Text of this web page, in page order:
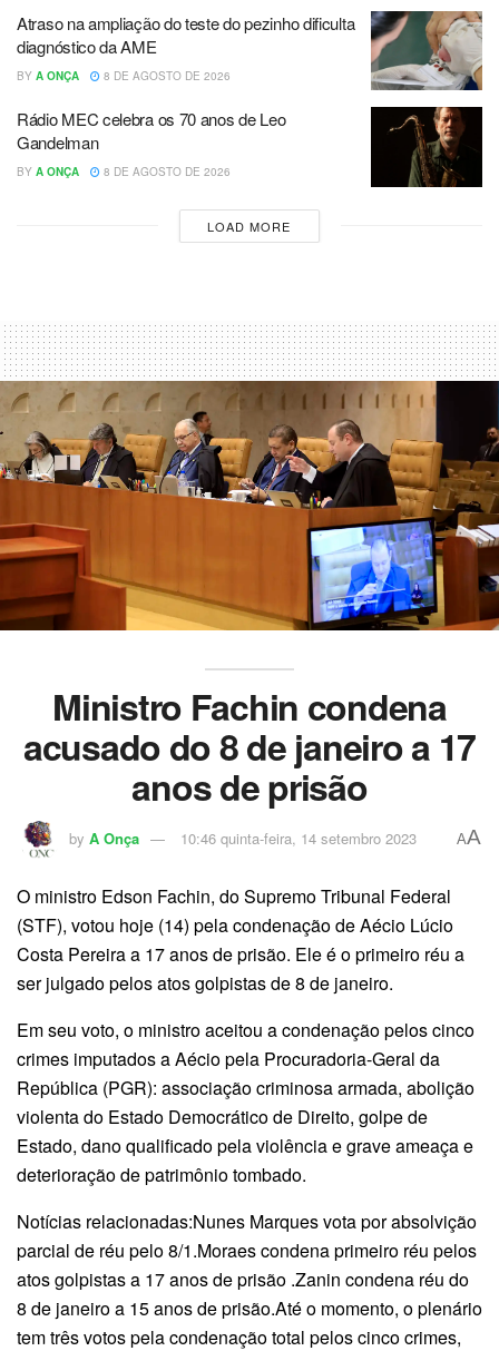
Atraso na ampliação do teste do pezinho dificulta
diagnóstico da AME
BY A ONÇA 8 DE AGOSTO DE 2026
Rádio MEC celebra os 70 anos de Leo
Gandelman
BY A ONÇA 8 DE AGOSTO DE 2026
LOAD MORE
Ministro Fachin condena
acusado do 8 de janeiro a 17
anos de prisão
by A Onça 10:46 quinta-feira, 14 setembro 2023 AA
O ministro Edson Fachin, do Supremo Tribunal Federal
(STF), votou hoje (14) pela condenação de Aécio Lúcio
Costa Pereira a 17 anos de prisão. Ele é o primeiro réu a
ser julgado pelos atos golpistas de 8 de janeiro.
Em seu voto, o ministro aceitou a condenação pelos cinco
crimes imputados a Aécio pela Procuradoria-Geral da
República (PGR): associação criminosa armada, abolição
violenta do Estado Democrático de Direito, golpe de
Estado, dano qualificado pela violência e grave ameaça e
deterioração de patrimônio tombado.
Notícias relacionadas:Nunes Marques vota por absolvição
parcial de réu pelo 8/1.Moraes condena primeiro réu pelos
atos golpistas a 17 anos de prisão .Zanin condena réu do
8 de janeiro a 15 anos de prisão.Até o momento, o plenário
tem três votos pela condenação total pelos cinco crimes,